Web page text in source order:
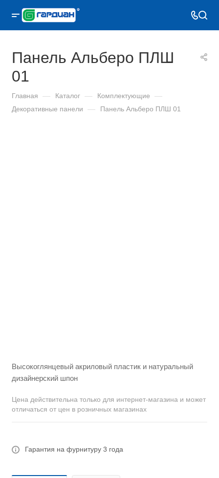
Панель Альберо ПЛШ
01
Главная — Каталог — Комплектующие —
Декоративные панели — Панель Альберо ПЛШ 01
Высокоглянцевый акриловый пластик и натуральный
дизайнерский шпон
Цена действительна только для интернет-магазина и может
отличаться от цен в розничных магазинах
Гарантия на фурнитуру 3 года